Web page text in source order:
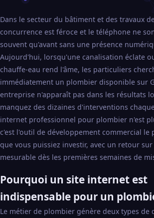
Dans le secteur du bâtiment et des travaux
concurrence est féroce et le téléphone ne
souvent qu'avant sans une présence
Aujourd'hui, lorsqu'une canalisation éclate
chauffe-eau rend l'âme, les particuliers
immédiatement un plombier disponible sur
entreprise n'apparaît pas dans les résultats
manquez des dizaines d'interventions
internet professionnel pour plombier n'est
c'est l'outil de développement commercial le
que vous puissiez investir, avec un retour
mesurable dès les premières semaines de
Pourquoi un site internet est
indispensable pour un
Le métier de plombier génère deux types de